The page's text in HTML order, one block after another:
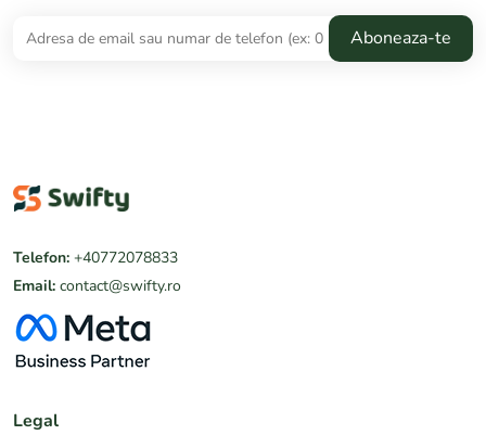
Telefon: +40772078833
Email: contact@swifty.ro
Legal